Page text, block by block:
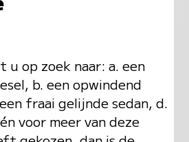
u op zoek naar: a. een
b. een opwindend
fraai gelijnde sedan, d.
voor meer van deze